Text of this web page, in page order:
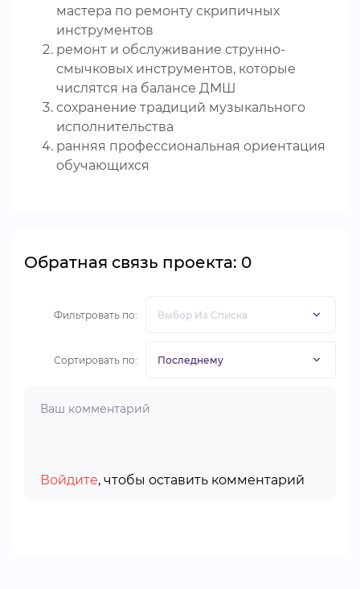
мастера по ремонту скрипичных
инструментов
ремонт и обслуживание струнно-
смычковых инструментов, которые
числятся на балансе ДМШ
сохранение традиций музыкального
исполнительства
ранняя профессиональная ориентация
обучающихся
Обратная связь проекта: 0
Фильтровать по:
Сортировать по:
Войдите, чтобы оставить комментарий